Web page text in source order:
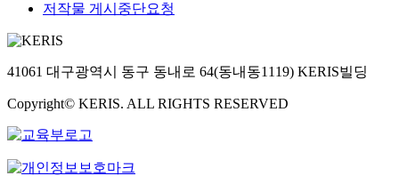
저작물 게시중단요청
41061 대구광역시 동구 동내로 64(동내동1119) KERIS빌딩
Copyright© KERIS. ALL RIGHTS RESERVED